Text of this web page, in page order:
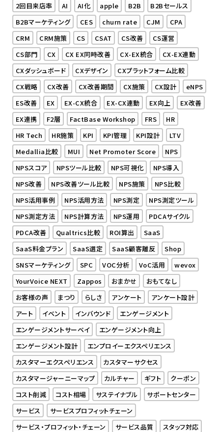
2回目来店率 AI AI化 apple B2B
B2Bセールス
B2Bマーケティング
CES churn rate CJM
CPA
CRM
CRM施策 CS CSAT CS改善
CS運営
CS部門
CX CX EX同時改善 CX-EX統合
CX-EX連動
CXダッシュボード
CXデザイン
CXプラットフォーム比較
CX戦略
CX改善 CX改善期間 CX施策 CX設計
eNPS
ES改善
EX EX-CX統合 EX-CX連動 EX向上
EX改善
EX連携
F2層 FactBase Workshop FRS
HR
HR Tech
HR施策 KPI KPI管理 KPI設計
LTV
Medallia比較
MUI Net Promoter Score
NPS
NPSスコア
NPSツール比較 NPS可視化
NPS導入
NPS改善
NPS改善ツール比較 NPS施策
NPS比較
NPS活用事例
NPS活用方法 NPS測定
NPS測定ツール
NPS測定方法
NPS計算方法 NPS運用
PDCAサイクル
PDCA改善
Qualtrics比較 ROI算出
SaaS
SaaS料金プラン
SaaS選定 SaaS顧客離反
Shop
SNSマーケティング
SPC VOC分析 VoC活用
wevox
YourVoice NEXT
Zappos おまかせ
おもてなし
お客様の声
まつり らしさ アンケート
アンケート設計
アート
イベント インバウンド
エンゲージメント
エンゲージメントサーベイ
エンゲージメント向上
エンゲージメント設計
エンプロイーエクスペリエンス
カスタマーエクスペリエンス
カスタマーサクセス
カスタマージャーニーマップ
カルチャー ギフト
クーポン
コスト削減
コスト相場 サステイナブル
サポートセンター
サービス
サービスプロフィットチェーン
サービス・プロフィット・チェーン
サービス品質
スタッフ対応